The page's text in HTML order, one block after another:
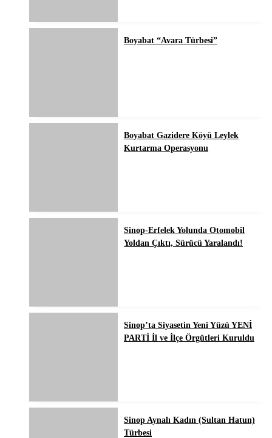
Boyabat “Avara Türbesi”
Boyabat Gazidere Köyü Leylek
Kurtarma Operasyonu
Sinop-Erfelek Yolunda Otomobil
Yoldan Çıktı, Sürücü Yaralandı!
Sinop’ta Siyasetin Yeni Yüzü YENİ
PARTİ İl ve İlçe Örgütleri Kuruldu
Sinop Aynalı Kadın (Sultan Hatun)
Türbesi